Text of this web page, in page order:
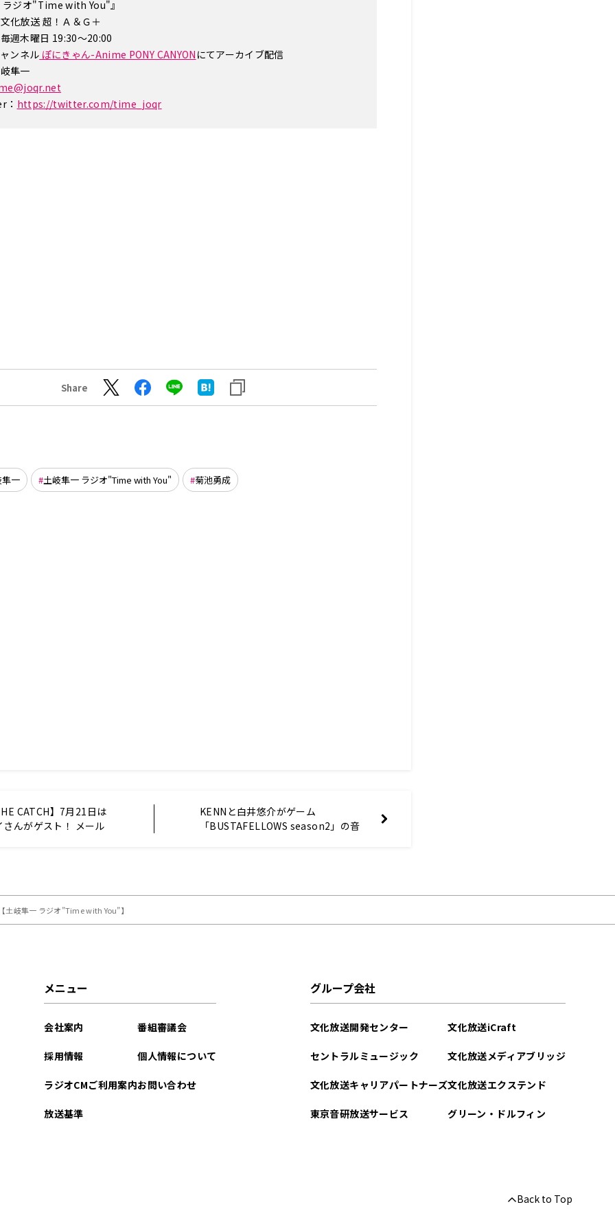
ラジオ"Time with You"』
化放送 超！Ａ＆Ｇ＋
週木曜日 19:30～20:00
ンネル ぽにきゃん-Anime PONY CANYON にてアーカイブ配信
隼一
https://twitter.com/time_joqr
Share
一 土岐隼一 ラジオ"Time with You" 菊池勇成
CATCH】7月21日は
んがゲスト！ メール
KENNと白井悠介がゲーム
「BUSTAFELLOWS season2」の音
岐隼一 ラジオ”Time with You”】
メニュー
会社案内
採用情報
ラジオCMご利用案内
放送基準
番組審議会
個人情報について
お問い合わせ
グループ会社
文化放送開発センター
セントラルミュージック
文化放送キャリアパートナーズ
東京音研放送サービス
文化放送iCraft
文化放送メディアブリッジ
文化放送エクステンド
グリーン・ドルフィン
Back to Top